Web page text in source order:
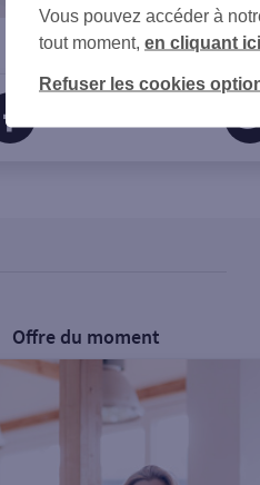
Offre du moment
Vous pouvez accéder à
tout moment, en cliquant ici
Refuser les cookies